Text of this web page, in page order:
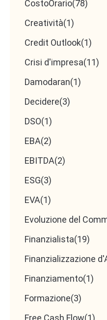
CostoOrario(78)
Creatività(1)
Credit Outlook(1)
Crisi d'impresa(11)
Damodaran(1)
Decidere(3)
DSO(1)
EBA(2)
EBITDA(2)
ESG(3)
EVA(1)
Evoluzione del
Finanzialista(19)
Finanzializzazione
Finanziamento(1)
Formazione(3)
Free Cash Flow(1)